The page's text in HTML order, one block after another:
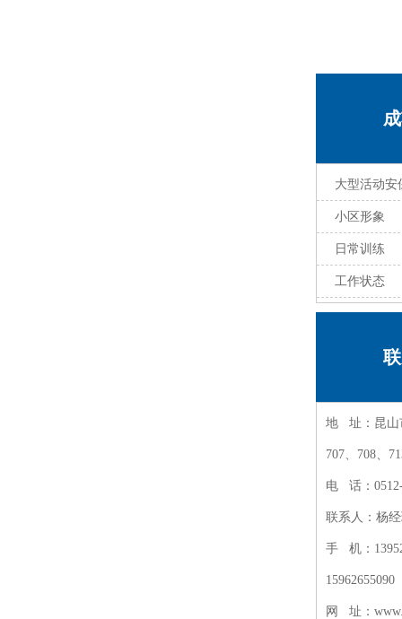
大型活动安
小区形象
日常训练
工作状态
地 址：昆山
707、708、
电 话：
联系人：杨
手 机：
15962655090
网 址：